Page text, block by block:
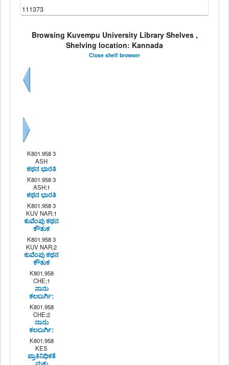
111373
Browsing Kuvempu University Library Shelves ,
Shelving location: Kannada
Close shelf browser
K801.958 3
ASH
ಕಥನ ಭಾರತಿ
K801.958 3
ASH;1
ಕಥನ ಭಾರತಿ
K801.958 3
KUV NAR;1
ಕುವೆಂಪು ಕಥನ
ಕೌತುಕ
K801.958 3
KUV NAR;2
ಕುವೆಂಪು ಕಥನ
ಕೌತುಕ
K801.958
CHE;1
ನಾನು
ಕಲಬುರ್ಗಿ:
K801.958
CHE;2
ನಾನು
ಕಲಬುರ್ಗಿ:
K801.958
KES
ಪ್ರಾತಿನಿಧಿಕತೆ